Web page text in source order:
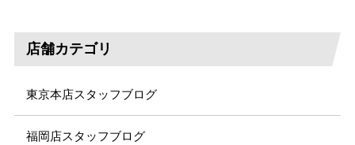
店舗カテゴリ
東京本店スタッフブログ
福岡店スタッフブログ